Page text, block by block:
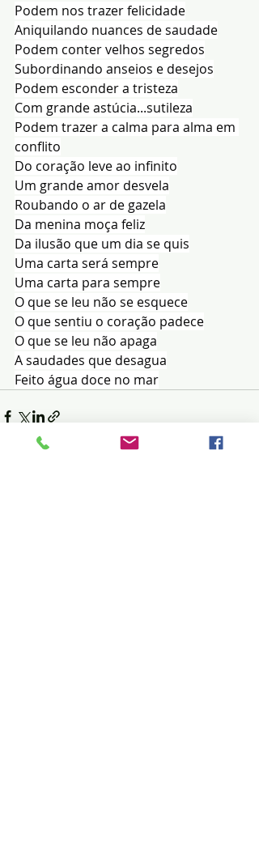
Podem nos trazer felicidade
Aniquilando nuances de saudade
Podem conter velhos segredos
Subordinando anseios e desejos
Podem esconder a tristeza
Com grande astúcia...sutileza
Podem trazer a calma para alma em
conflito
Do coração leve ao infinito
Um grande amor desvela
Roubando o ar de gazela
Da menina moça feliz
Da ilusão que um dia se quis
Uma carta será sempre
Uma carta para sempre
O que se leu não se esquece
O que sentiu o coração padece
O que se leu não apaga
A saudades que desagua
Feito água doce no mar